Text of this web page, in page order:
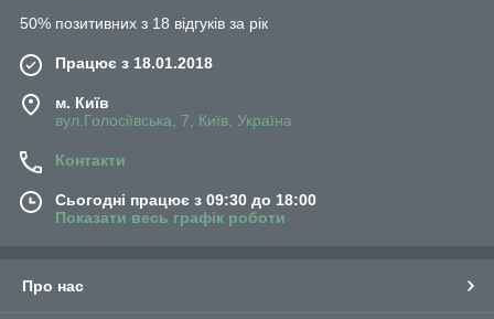
50% позитивних з 18 відгуків за рік
Працює з 18.01.2018
м. Київ
вул.Голосіївська, 7, Київ, Україна
Контакти
Сьогодні працює з 09:30 до 18:00
Показати весь графік роботи
Про нас